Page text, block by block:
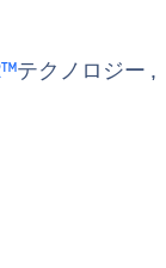
テクノロジー ,